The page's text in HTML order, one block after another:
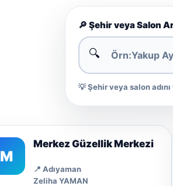
🔎 Şehir veya Salon
🔍
💡 Şehir veya salon
M
Merkez Güzellik Merkezi
📍 Adıyaman
Zeliha YAMAN